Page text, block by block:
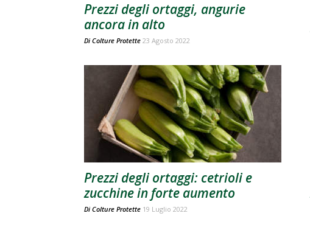
Prezzi degli ortaggi, angurie
ancora in alto
Di Colture Protette 23 Agosto 2022
Prezzi degli ortaggi: cetrioli e
zucchine in forte aumento
Di Colture Protette 19 Luglio 2022